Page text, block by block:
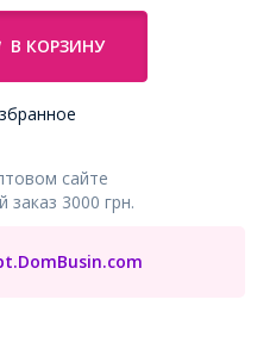
В КОРЗИНУ
сайте
3000 грн.